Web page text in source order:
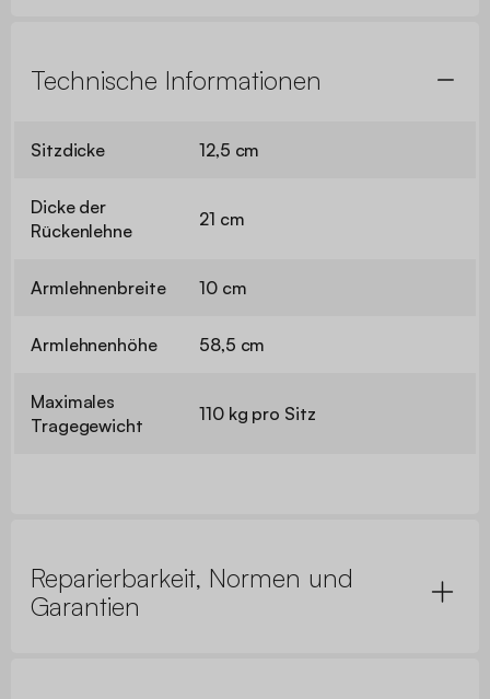
Technische Informationen
Sitzdicke 12,5 cm
Dicke der
Rückenlehne
21 cm
Armlehnenbreite 10 cm
Armlehnenhöhe 58,5 cm
Maximales
Tragegewicht
110 kg pro Sitz
Reparierbarkeit, Normen und
Garantien